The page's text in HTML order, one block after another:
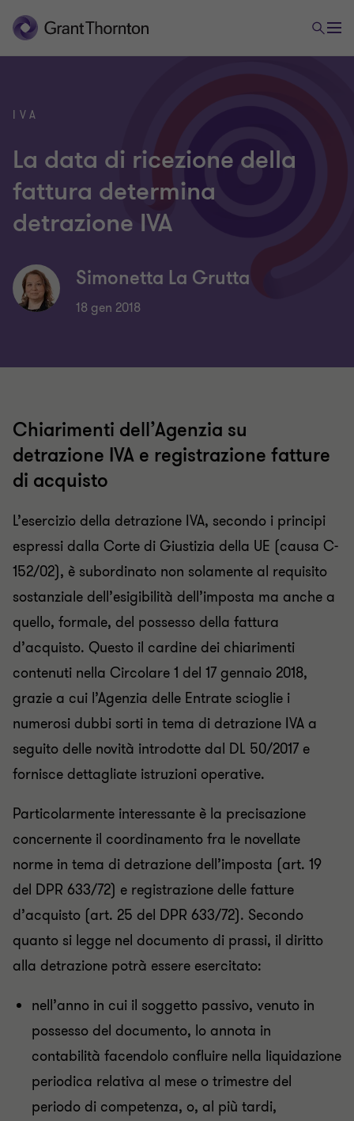
IVA
La data di ricezione della
fattura determina
detrazione IVA
Simonetta La Grutta
18 gen 2018
Chiarimenti dell’Agenzia su
detrazione IVA e registrazione fatture
di acquisto
L’esercizio della detrazione IVA, secondo i principi
espressi dalla Corte di Giustizia della UE (causa C-
152/02), è subordinato non solamente al requisito
sostanziale dell’esigibilità dell’imposta ma anche a
quello, formale, del possesso della fattura
d’acquisto. Questo il cardine dei chiarimenti
contenuti nella Circolare 1 del 17 gennaio 2018,
grazie a cui l’Agenzia delle Entrate scioglie i
numerosi dubbi sorti in tema di detrazione IVA a
seguito delle novità introdotte dal DL 50/2017 e
fornisce dettagliate istruzioni operative.
Particolarmente interessante è la precisazione
concernente il coordinamento fra le novellate
norme in tema di detrazione dell’imposta (art. 19
del DPR 633/72) e registrazione delle fatture
d’acquisto (art. 25 del DPR 633/72). Secondo
quanto si legge nel documento di prassi, il diritto
alla detrazione potrà essere esercitato:
nell’anno in cui il soggetto passivo, venuto in
possesso del documento, lo annota in
contabilità facendolo confluire nella liquidazione
periodica relativa al mese o trimestre del
periodo di competenza, o, al più tardi,